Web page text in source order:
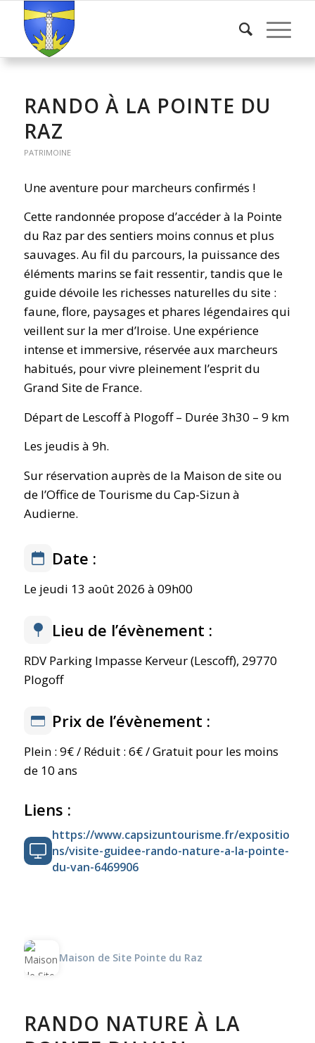
RANDO À LA POINTE DU
RAZ
PATRIMOINE
Une aventure pour marcheurs confirmés !
Cette randonnée propose d’accéder à la Pointe
du Raz par des sentiers moins connus et plus
sauvages. Au fil du parcours, la puissance des
éléments marins se fait ressentir, tandis que le
guide dévoile les richesses naturelles du site :
faune, flore, paysages et phares légendaires qui
veillent sur la mer d’Iroise. Une expérience
intense et immersive, réservée aux marcheurs
habitués, pour vivre pleinement l’esprit du
Grand Site de France.
Départ de Lescoff à Plogoff – Durée 3h30 – 9 km
Les jeudis à 9h.
Sur réservation auprès de la Maison de site ou
de l’Office de Tourisme du Cap-Sizun à
Audierne.
Date :
Le jeudi 13 août 2026 à 09h00
Lieu de l’évènement :
RDV Parking Impasse Kerveur (Lescoff), 29770
Plogoff
Prix de l’évènement :
Plein : 9€ / Réduit : 6€ / Gratuit pour les moins
de 10 ans
Liens :
https://www.capsizuntourisme.fr/expositio
ns/visite-guidee-rando-nature-a-la-pointe-
du-van-6469906
Maison de Site Pointe du Raz
RANDO NATURE À LA